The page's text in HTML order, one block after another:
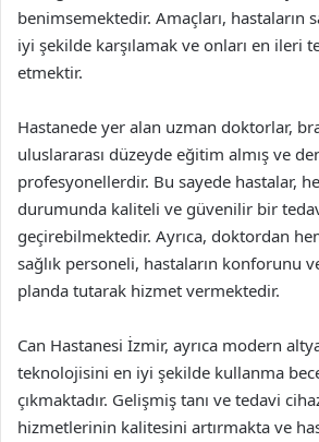
benimsemektedir. Amaçları, hastaların
iyi şekilde karşılamak ve onları en ileri
etmektir.
Hastanede yer alan uzman doktorlar,
uluslararası düzeyde eğitim almış ve
profesyonellerdir. Bu sayede hastalar,
durumunda kaliteli ve güvenilir bir
geçirebilmektedir. Ayrıca, doktordan
sağlık personeli, hastaların konforunu
planda tutarak hizmet vermektedir.
Can Hastanesi İzmir, ayrıca modern
teknolojisini en iyi şekilde kullanma
çıkmaktadır. Gelişmiş tanı ve tedavi
hizmetlerinin kalitesini artırmakta ve